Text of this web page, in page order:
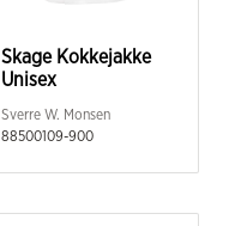
Skage Kokkejakke
Unisex
Sverre W. Monsen
88500109-900